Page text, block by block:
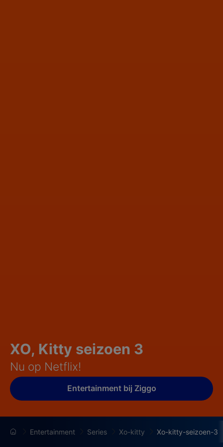
XO, Kitty seizoen 3
Nu op Netflix!
Entertainment bij Ziggo
Entertainment Series Xo-kitty Xo-kitty-seizoen-3